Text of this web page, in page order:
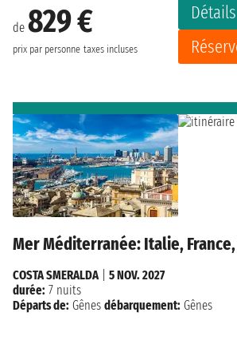
de 829 €
prix par personne taxes incluses
Détails
Mer Méditerranée: Italie, France,
COSTA SMERALDA| 5 NOV. 2027
durée: 7 nuits
Départs de: Gênes débarquement: Gênes